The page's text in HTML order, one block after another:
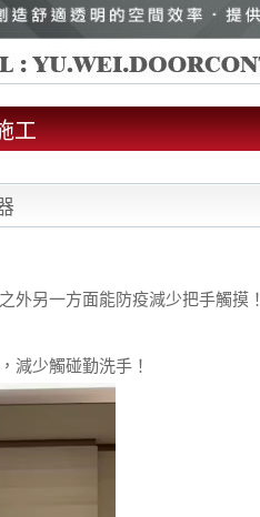
工
外另一方面能防疫減少把手觸摸！
減少觸碰勤洗手！